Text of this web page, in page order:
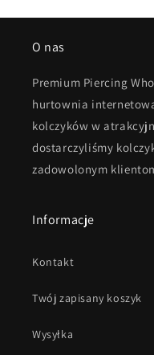
O nas
Premium Piercing
hurtownia
kolczyków w
dostarczyliśmy
zadowolonym
Informacje
Kontakt
Twój zapisany koszyk
Wysyłka